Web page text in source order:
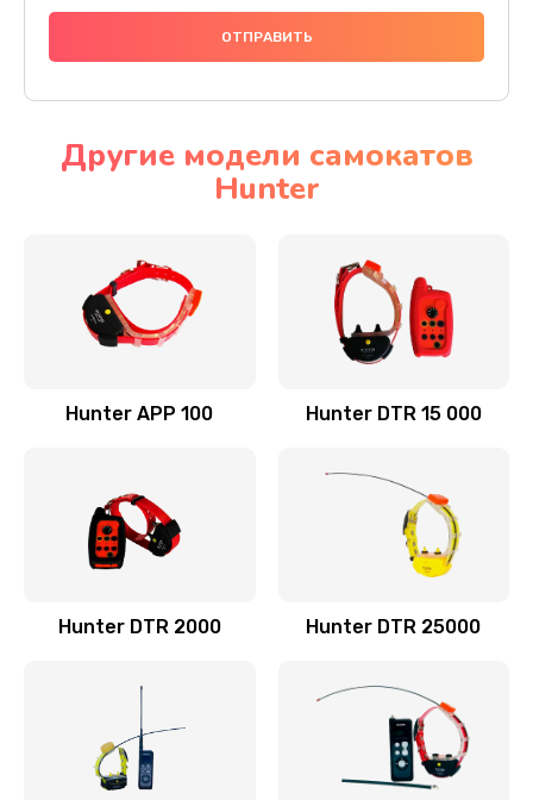
Другие модели самокатов
Hunter
Hunter APP 100 Hunter DTR 15 000
Hunter DTR 2000 Hunter DTR 25000